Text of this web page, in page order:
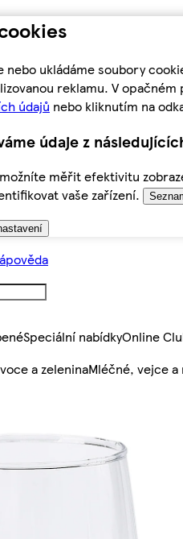
nebo ukládáme soubory
reklamu. V
údajů nebo kliknutím na
údaje z
měřit efektivitu
vaše zařízení.
Speciální nabídkyOnline
a zeleninaMléčné, vejce a